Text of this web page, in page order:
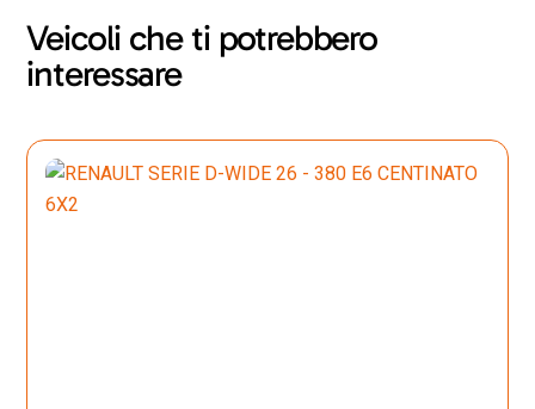
Veicoli che ti potrebbero
interessare